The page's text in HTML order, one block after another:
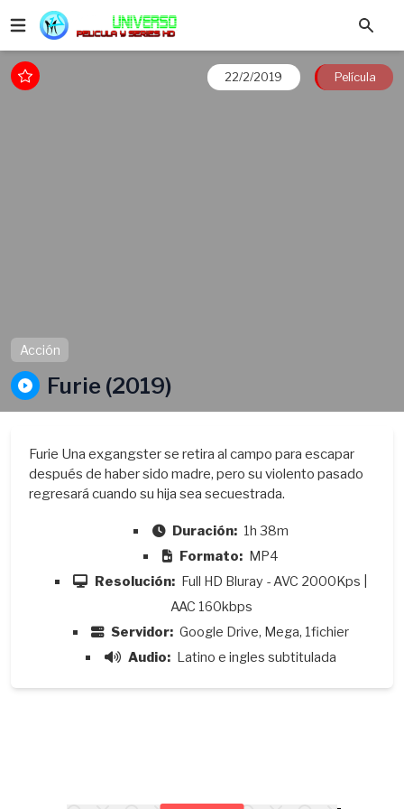
22/2/2019 Película
Acción
Furie (2019)
Furie Una exgangster se retira al campo para escapar
después de haber sido madre, pero su violento pasado
regresará cuando su hija sea secuestrada.
Duración: 1h 38m
Formato: MP4
Resolución: Full HD Bluray - AVC 2000Kps |
AAC 160kbps
Servidor: Google Drive, Mega, 1fichier
Audio: Latino e ingles subtitulada